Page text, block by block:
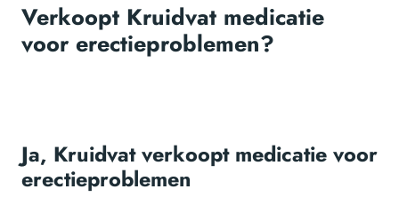
Verkoopt Kruidvat medicatie
voor erectieproblemen?
Ja, Kruidvat verkoopt medicatie voor
erectieproblemen